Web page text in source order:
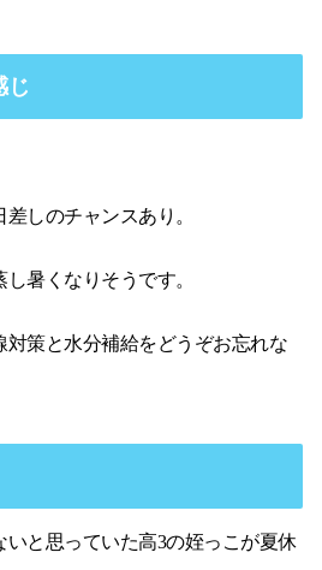
じ
しのチャンスあり。
暑くなりそうです。
対策と水分補給をどうぞお忘れな
と思っていた高3の姪っこが夏休